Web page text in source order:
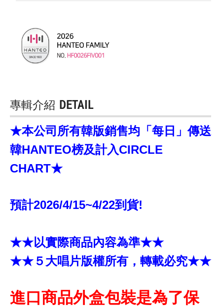
專輯介紹 DETAIL
★本公司所有韓版銷售均「每日」傳送
韓HANTEO榜及計入CIRCLE
CHART★
預計2026/4/15~4/22到貨!
★★以實際商品內容為準★★
★★５大唱片版權所有，轉載必究★★
進口商品外盒包裝是為了保